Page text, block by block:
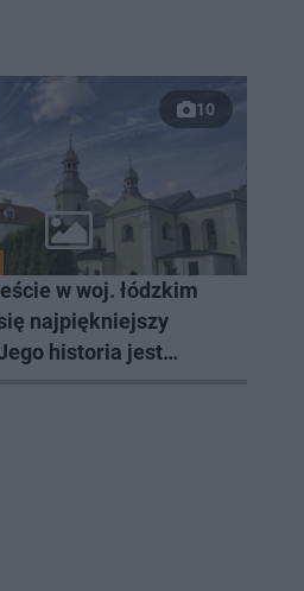
10
w woj. łódzkim
najpiękniejszy
historia jest